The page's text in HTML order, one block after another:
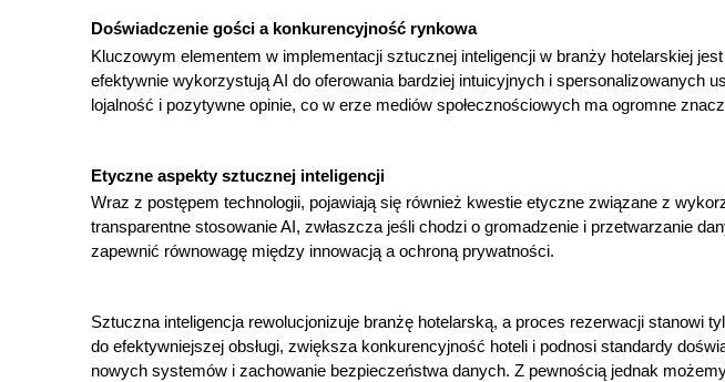
Doświadczenie gości a konkurencyjność rynkowa
Kluczowym elementem w implementacji sztucznej inteligencji w branży hotelarskiej
efektywnie wykorzystują AI do oferowania bardziej intuicyjnych i spersonalizowanych
lojalność i pozytywne opinie, co w erze mediów społecznościowych ma ogromne
Etyczne aspekty sztucznej inteligencji
Wraz z postępem technologii, pojawiają się również kwestie etyczne związane z
transparentne stosowanie AI, zwłaszcza jeśli chodzi o gromadzenie i przetwarzanie
zapewnić równowagę między innowacją a ochroną prywatności.
Sztuczna inteligencja rewolucjonizuje branżę hotelarską, a proces rezerwacji stanowi
do efektywniejszej obsługi, zwiększa konkurencyjność hoteli i podnosi standardy
nowych systemów i zachowanie bezpieczeństwa danych. Z pewnością jednak